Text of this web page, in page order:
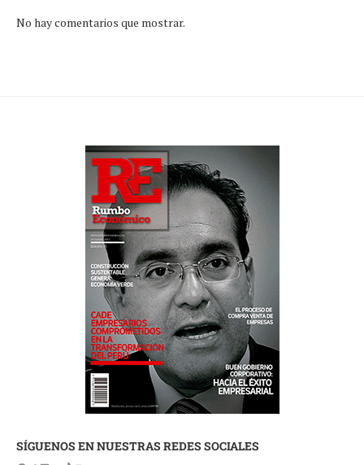
No hay comentarios que mostrar.
SÍGUENOS EN NUESTRAS REDES SOCIALES